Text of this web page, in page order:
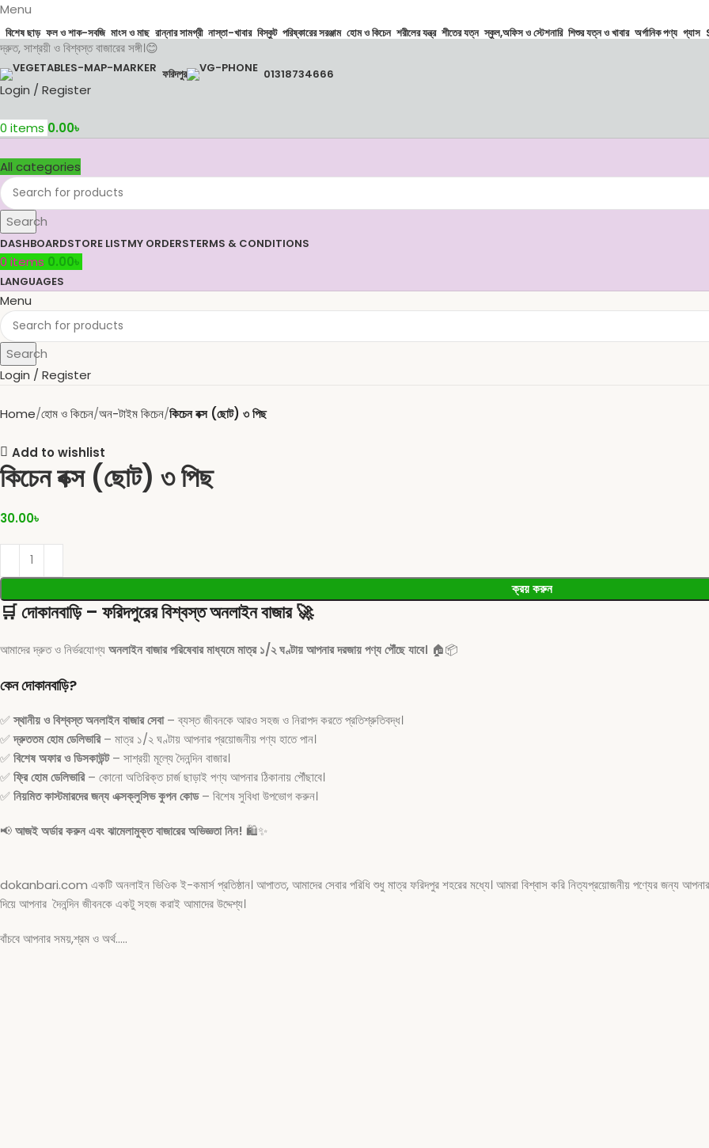
Menu
বিশেষ ছাড় ফল ও শাক-সবজি মাংস ও মাছ রান্নার সামগ্রী নাস্তা-খাবার বিস্কুট পরিষ্কারের সরঞ্জাম হোম ও কিচেন শরীলের যন্ত্র শীতের যত্ন স্কুল,অফিস ও স্টেশনারি শিশুর যত্ন ও খাবার অর্গানিক পণ্য গ্যাস
দ্রুত, সাশ্রয়ী ও বিশ্বস্ত বাজারের সঙ্গী।😊
ফরিদপুর 01318734666
Login / Register
0 items 0.00৳
All categories
Search
DASHBOARDSTORE LISTMY ORDERSTERMS & CONDITIONS
0 items 0.00৳
LANGUAGES
Menu
Search
Login / Register
Home হোম ও কিচেন অন-টাইম কিচেন কিচেন বক্স (ছোট) ৩ পিছ
Add to wishlist
কিচেন বক্স (ছোট) ৩ পিছ
30.00৳
ক্রয় করুন
🛒দোকানবাড়ি – ফরিদপুরের বিশ্বস্ত অনলাইন বাজার🚀
আমাদের দ্রুত ও নির্ভরযোগ্যঅনলাইন বাজার পরিষেবার মাধ্যমে মাত্র ১/২ ঘণ্টায় আপনার দরজায় পণ্য পৌঁছে যাবে। 🏠📦
কেন দোকানবাড়ি?
✅স্থানীয় ও বিশ্বস্ত অনলাইন বাজার সেবা– ব্যস্ত জীবনকে আরও সহজ ও নিরাপদ করতে প্রতিশ্রুতিবদ্ধ।
✅দ্রুততম হোম ডেলিভারি– মাত্র ১/২ ঘণ্টায় আপনার প্রয়োজনীয় পণ্য হাতে পান।
✅ বিশেষ অফার ও ডিসকাউন্ট– সাশ্রয়ী মূল্যে দৈনন্দিন বাজার।
✅ ফ্রি হোম ডেলিভারি– কোনো অতিরিক্ত চার্জ ছাড়াই পণ্য আপনার ঠিকানায় পৌঁছাবে।
✅ নিয়মিত কাস্টমারদের জন্য এক্সক্লুসিভ কুপন কোড– বিশেষ সুবিধা উপভোগ করুন।
📢আজই অর্ডার করুন এবং ঝামেলামুক্ত বাজারের অভিজ্ঞতা নিন! 🛍️✨
dokanbari.com একটি অনলাইন ভিওিক ই-কমার্স প্রতিষ্ঠান। আপাতত, আমাদের সেবার পরিধি শুধু মাত্র ফরিদপুর শহরের মধ্যে। আমরা বিশ্বাস করি নিত্যপ্রয়োজনীয় পণ্যের জন্য
দিয়ে আপনার দৈনন্দিন জীবনকে একটু সহজ করাই আমাদের উদ্দেশ্য।
বাঁচবে আপনার সময়,শ্রম ও অর্থ…..